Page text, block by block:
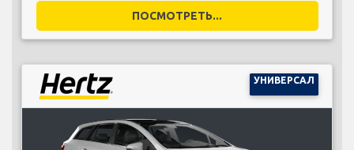
ПОСМОТРЕТЬ...
УНИВЕРСАЛ